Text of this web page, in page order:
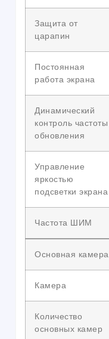
Защита от
царапин
Постоянная
работа экрана
Динамический
контроль частоты
обновления
Управление
яркостью
подсветки экрана
Частота ШИМ
Основная камера
Камера
Количество
основных камер